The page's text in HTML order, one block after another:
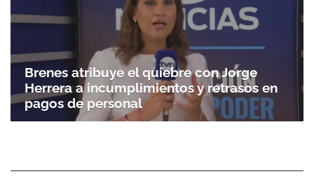
Brenes atribuye el quiebre con Jorge
Herrera a incumplimientos y retrasos en
pagos de personal